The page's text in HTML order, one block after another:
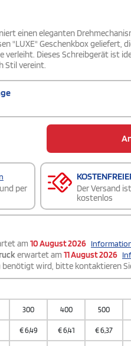
einen eleganten
"LUXE" Geschenkbox geliefert,
Dieses Schreibgerät ist
Stil vereint.
per
Der Versand
kostenlos
am 10 August 2026
erwartet am 11 August 2026
wird, bitte kontaktieren
300 400 500
€6,49 €6,41 €6,37